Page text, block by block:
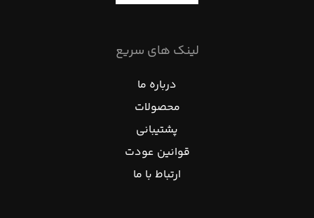
لینک های سریع
درباره ما
محصولات
پشتیبانی
قوانین عودت
ارتباط با ما